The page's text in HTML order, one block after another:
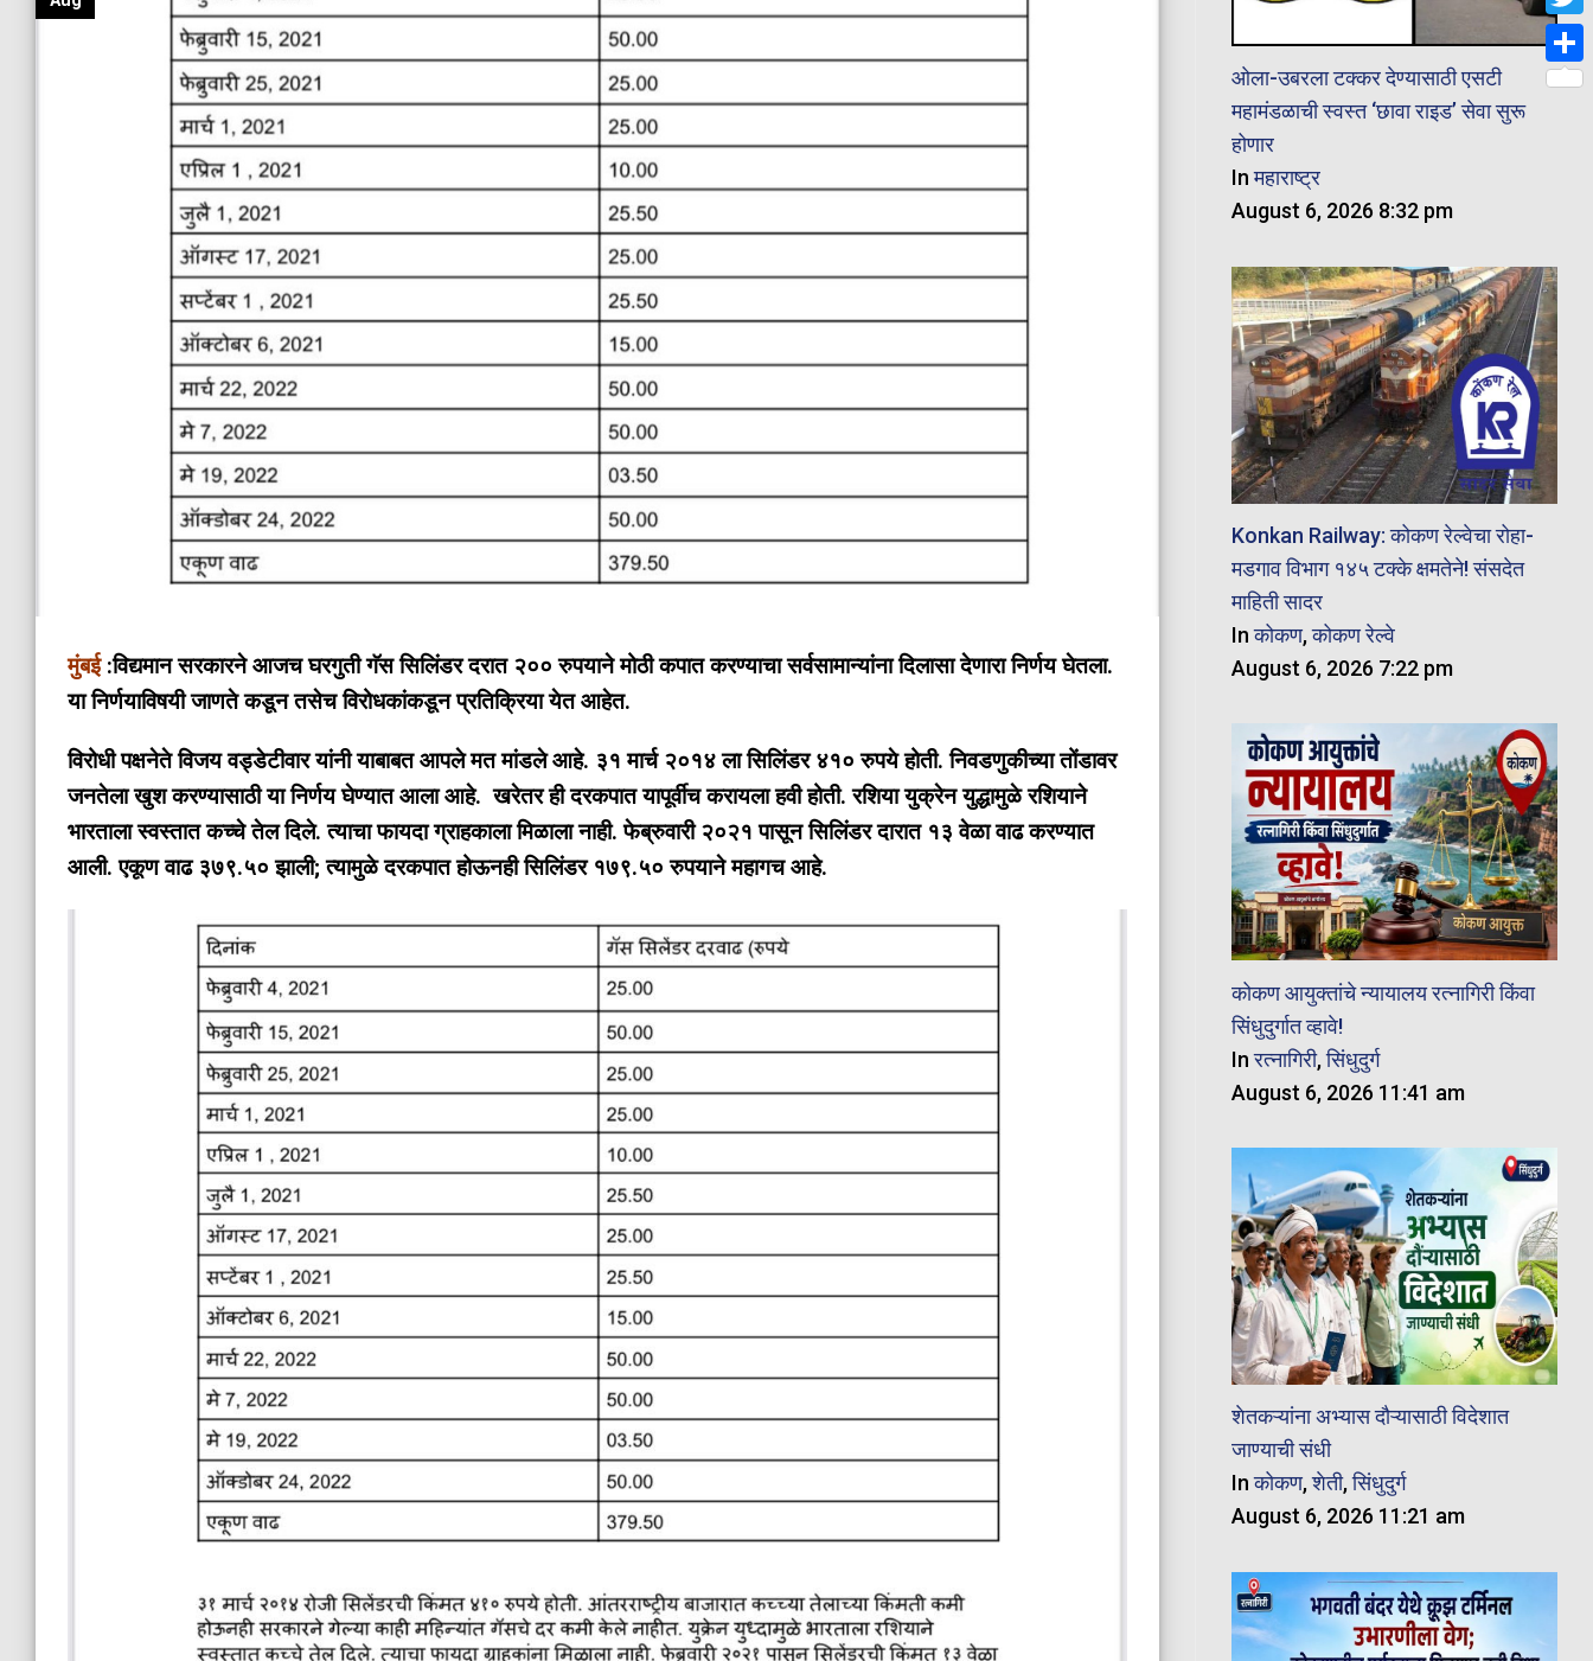
मुंबई:विद्यमान सरकारने आजच घरगुती गॅस सिलिंडर दरात २०० रुपयाने मोठी कपात करण्याचा सर्वसामान्यांना दिलासा देणारा निर्णय घेतला.
या निर्णयाविषयी जाणते कडून तसेच विरोधकांकडून प्रतिक्रिया येत आहेत.
विरोधी पक्षनेते विजय वड्डेटीवार यांनी याबाबत आपले मत मांडले आहे. ३१ मार्च २०१४ ला सिलिंडर ४१० रुपये होती. निवडणुकीच्या तोंडावर
जनतेला खुश करण्यासाठी या निर्णय घेण्यात आला आहे. खरेतर ही दरकपात यापूर्वीच करायला हवी होती. रशिया युक्रेन युद्धामुळे रशियाने
भारताला स्वस्तात कच्चे तेल दिले. त्याचा फायदा ग्राहकाला मिळाला नाही. फेब्रुवारी २०२१ पासून सिलिंडर दारात १३ वेळा वाढ करण्यात
आली. एकूण वाढ ३७९.५० झाली; त्यामुळे दरकपात होऊनही सिलिंडर १७९.५० रुपयाने महागच आहे.
ओला-उबरला टक्कर देण्यासाठी एसटी
महामंडळाची स्वस्त ‘छावा राइड’ सेवा सुरू
होणार
Inमहाराष्ट्र
August 6, 2026 8:32 pm
Konkan Railway: कोकण रेल्वेचा रोहा-
मडगाव विभाग १४५ टक्के क्षमतेने! संसदेत
माहिती सादर
Inकोकण,कोकण रेल्वे
August 6, 2026 7:22 pm
कोकण आयुक्तांचे न्यायालय रत्नागिरी किंवा
सिंधुदुर्गात व्हावे!
Inरत्नागिरी,सिंधुदुर्ग
August 6, 2026 11:41 am
शेतकऱ्यांना अभ्यास दौऱ्यासाठी विदेशात
जाण्याची संधी
Inकोकण,शेती,सिंधुदुर्ग
August 6, 2026 11:21 am